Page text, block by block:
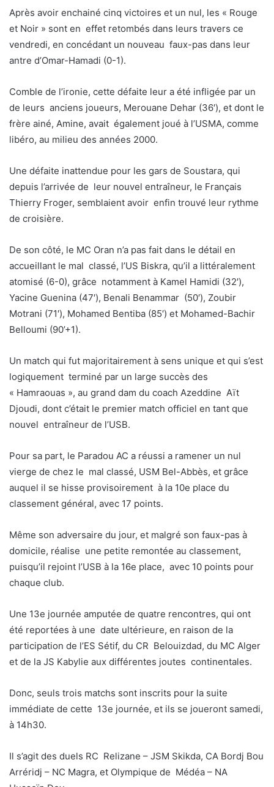
Après avoir enchainé cinq victoires et un nul, les « Rouge
et Noir » sont en effet retombés dans leurs travers ce
vendredi, en concédant un nouveau faux-pas dans leur
antre d’Omar-Hamadi (0-1).
Comble de l’ironie, cette défaite leur a été infligée par un
de leurs anciens joueurs, Merouane Dehar (36′), et dont le
frère ainé, Amine, avait également joué à l’USMA, comme
libéro, au milieu des années 2000.
Une défaite inattendue pour les gars de Soustara, qui
depuis l’arrivée de leur nouvel entraîneur, le Français
Thierry Froger, semblaient avoir enfin trouvé leur rythme
de croisière.
De son côté, le MC Oran n’a pas fait dans le détail en
accueillant le mal classé, l’US Biskra, qu’il a littéralement
atomisé (6-0), grâce notamment à Kamel Hamidi (32′),
Yacine Guenina (47′), Benali Benammar (50′), Zoubir
Motrani (71′), Mohamed Bentiba (85′) et Mohamed-Bachir
Belloumi (90’+1).
Un match qui fut majoritairement à sens unique et qui s’est
logiquement terminé par un large succès des
« Hamraouas », au grand dam du coach Azeddine Aït
Djoudi, dont c’était le premier match officiel en tant que
nouvel entraîneur de l’USB.
Pour sa part, le Paradou AC a réussi a ramener un nul
vierge de chez le mal classé, USM Bel-Abbès, et grâce
auquel il se hisse provisoirement à la 10e place du
classement général, avec 17 points.
Même son adversaire du jour, et malgré son faux-pas à
domicile, réalise une petite remontée au classement,
puisqu’il rejoint l’USB à la 16e place, avec 10 points pour
chaque club.
Une 13e journée amputée de quatre rencontres, qui ont
été reportées à une date ultérieure, en raison de la
participation de l’ES Sétif, du CR Belouizdad, du MC Alger
et de la JS Kabylie aux différentes joutes continentales.
Donc, seuls trois matchs sont inscrits pour la suite
immédiate de cette 13e journée, et ils se joueront samedi,
à 14h30.
Il s’agit des duels RC Relizane – JSM Skikda, CA Bordj Bou
Arréridj – NC Magra, et Olympique de Médéa – NA